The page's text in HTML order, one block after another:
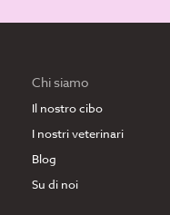
Chi siamo
Il nostro cibo
I nostri veterinari
Blog
Su di noi